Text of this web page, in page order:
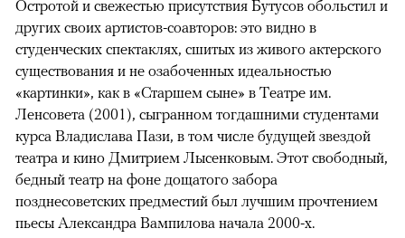
Остротой и свежестью присутствия Бутусов обольстил и
других своих артистов-соавторов: это видно в
студенческих спектаклях, сшитых из живого актерского
существования и не озабоченных идеальностью
«картинки», как в «Старшем сыне» в Театре им.
Ленсовета (2001), сыгранном тогдашними студентами
курса Владислава Пази, в том числе будущей звездой
театра и кино Дмитрием Лысенковым. Этот свободный,
бедный театр на фоне дощатого забора
позднесоветских предместий был лучшим прочтением
пьесы Александра Вампилова начала 2000-х.